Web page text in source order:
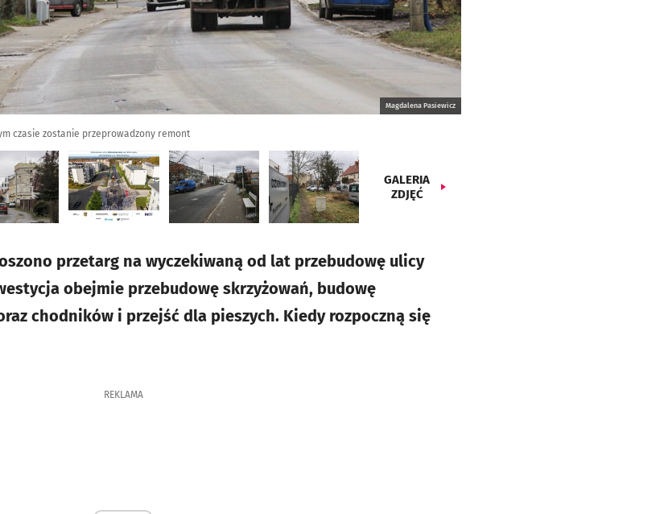
Magdalena Pasiewicz
czasie zostanie przeprowadzony remont
GALERIA
ZDJĘĆ
przetarg na wyczekiwaną od lat przebudowę ulicy
obejmie przebudowę skrzyżowań, budowę
chodników i przejść dla pieszych. Kiedy rozpoczną się
REKLAMA